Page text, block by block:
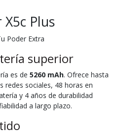
X5c Plus
Poder Extra
superior
es de 5260 mAh. Ofrece hasta
redes sociales, 48 horas en
y 4 años de durabilidad
a largo plazo.